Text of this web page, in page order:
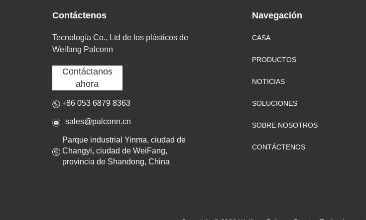
Contáctenos
Tecnología Co., Ltd de los plásticos de
Weifang Palconn
Contáctanos
ahora
+86 053 6879 8363
sales@palconn.cn
Parque industrial Yinma, ciudad de
Changyi, ciudad de WeiFang,
provincia de Shandong, China
Navegación
CASA
PRODUCTOS
NOTICIAS
SOLUCIONES
SOBRE NOSOTROS
CONTÁCTENOS